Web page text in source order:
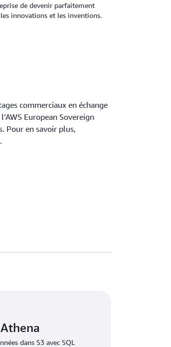
de devenir parfaitement
innovations et les inventions.
commerciaux en échange
European Sovereign
Pour en savoir plus,
dans S3 avec SQL